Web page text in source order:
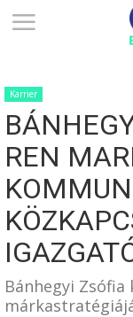
ONBRANDS
–
ÉRTÉK
ALAPON
Karrier
REN
Bánhegyi Zsófia